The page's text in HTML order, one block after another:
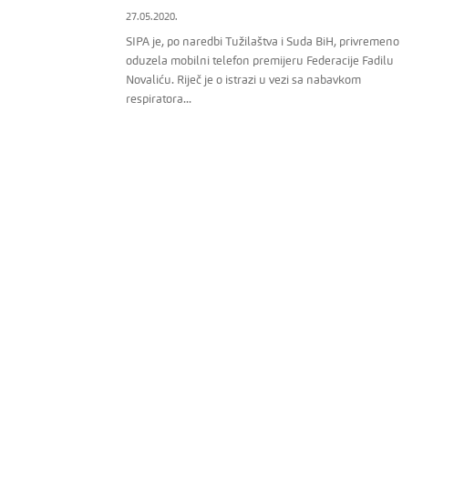
27.05.2020.
SIPA je, po naredbi Tužilaštva i Suda BiH, privremeno
oduzela mobilni telefon premijeru Federacije Fadilu
Novaliću. Riječ je o istrazi u vezi sa nabavkom
respiratora...